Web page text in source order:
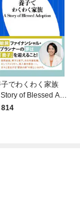
子でわくわく家族
of Blessed Ado
814